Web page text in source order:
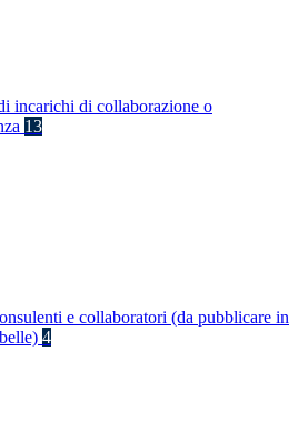
incarichi di collaborazione o
13
e collaboratori (da pubblicare in
4